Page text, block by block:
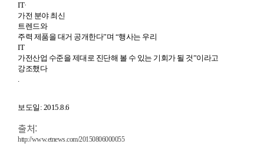
IT·
가전 분야 최신
트렌드와
주력 제품을 대거 공개한다”며 “행사는 우리
IT
가전산업 수준을 제대로 진단해 볼 수 있는 기회가 될 것”이라고
강조했다
.
보도일: 2015.8.6
출처:
http://www.etnews.com/20150806000055